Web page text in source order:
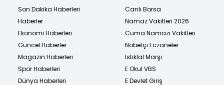
Son Dakika Haberleri
Haberler
Ekonomi Haberleri
Güncel Haberler
Magazin Haberleri
Spor Haberleri
Dünya Haberleri
Canlı Borsa
Namaz Vakitleri 2026
Cuma Namazı Vakitleri
Nöbetçi Eczaneler
İstiklal Marşı
E Okul VBS
E Devlet Giriş